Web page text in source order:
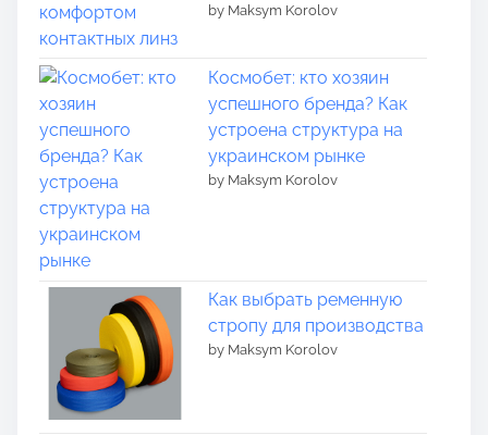
by Maksym Korolov
Космобет: кто хозяин
успешного бренда? Как
устроена структура на
украинском рынке
by Maksym Korolov
Как выбрать ременную
стропу для производства
by Maksym Korolov